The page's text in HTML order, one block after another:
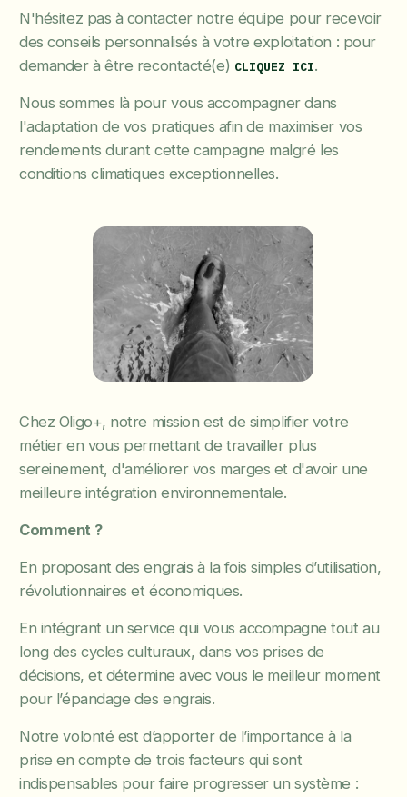
N'hésitez pas à contacter notre équipe pour recevoir
des conseils personnalisés à votre exploitation : pour
demander à être recontacté(e) CLIQUEZ ICI.
Nous sommes là pour vous accompagner dans
l'adaptation de vos pratiques afin de maximiser vos
rendements durant cette campagne malgré les
conditions climatiques exceptionnelles.
Chez Oligo+, notre mission est de simplifier votre
métier en vous permettant de travailler plus
sereinement, d'améliorer vos marges et d'avoir une
meilleure intégration environnementale.
Comment ?
En proposant des engrais à la fois simples d’utilisation,
révolutionnaires et économiques.
En intégrant un service qui vous accompagne tout au
long des cycles culturaux, dans vos prises de
décisions, et détermine avec vous le meilleur moment
pour l’épandage des engrais.
Notre volonté est d’apporter de l’importance à la
prise en compte de trois facteurs qui sont
indispensables pour faire progresser un système :